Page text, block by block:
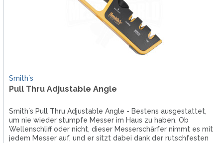
Smith´s
Pull Thru Adjustable Angle
Smith´s Pull Thru Adjustable Angle - Bestens ausgestattet,
um nie wieder stumpfe Messer im Haus zu haben. Ob
Wellenschliff oder nicht, dieser Messerschärfer nimmt es mit
jedem Messer auf, und er sitzt dabei dank der rutschfesten